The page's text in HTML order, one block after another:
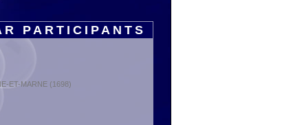
PARTICIPANTS
ET-MARNE (1698)